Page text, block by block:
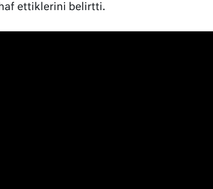
ettiklerini belirtti.